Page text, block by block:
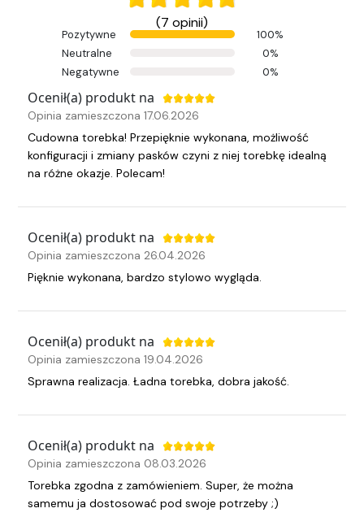
(7 opinii)
Pozytywne
100%
Neutralne
0%
Negatywne
0%
Ocenił(a) produkt na
Opinia zamieszczona 17.06.2026
Cudowna torebka! Przepięknie wykonana, możliwość
konfiguracji i zmiany pasków czyni z niej torebkę idealną
na różne okazje. Polecam!
Ocenił(a) produkt na
Opinia zamieszczona 26.04.2026
Pięknie wykonana, bardzo stylowo wygląda.
Ocenił(a) produkt na
Opinia zamieszczona 19.04.2026
Sprawna realizacja. Ładna torebka, dobra jakość.
Ocenił(a) produkt na
Opinia zamieszczona 08.03.2026
Torebka zgodna z zamówieniem. Super, że można
samemu ja dostosować pod swoje potrzeby ;)